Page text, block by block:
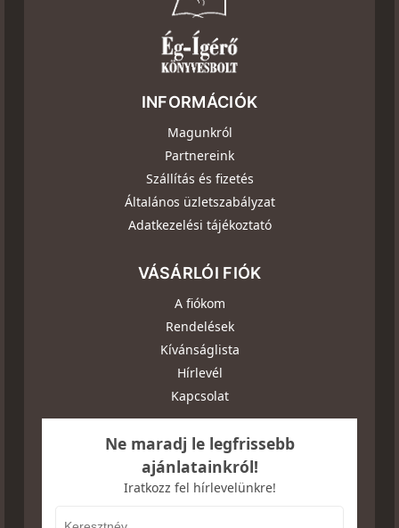
INFORMÁCIÓK
Magunkról
Partnereink
Szállítás és fizetés
Általános üzletszabályzat
Adatkezelési tájékoztató
VÁSÁRLÓI FIÓK
A fiókom
Rendelések
Kívánságlista
Hírlevél
Kapcsolat
Ne maradj le legfrissebb
ajánlatainkról!
Iratkozz fel hírlevelünkre!